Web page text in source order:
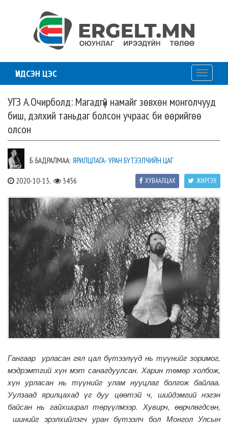
ҮНДСЭН ЦЭС
Toggle
УГЗ А.Очирболд: Магадгүй намайг зөвхөн монголчууд
биш, дэлхий таньдаг болсон учраас би өөрийгөө
олсон
Б. БАДРАЛМАА: ЯРИЛЦЛАГА- УРАН БҮТЭЭЛЧИЙН ЦАГ
2020-10-13, 3456 ЖИРГЭХ
ХУВААЛЦАХ
Гангаар урласан гял цал бүтээлүүд нь түүнийг зоримог,
мэдрэмтгий хүн мэт санагдуулсан. Харин төмөр холбож,
хүн урласан нь түүнийг улам нууцлаг болгож байлаа.
Уулзаад ярилцахад үг дуу цөөтэй ч, шийдэмгий нэгэн
байсан нь гайхширал төрүүлмээр. Хувирч, өөрчлөгдсөн,
шинийг эрэлхийлэгч уран бүтээлч бол Монгол Улсын